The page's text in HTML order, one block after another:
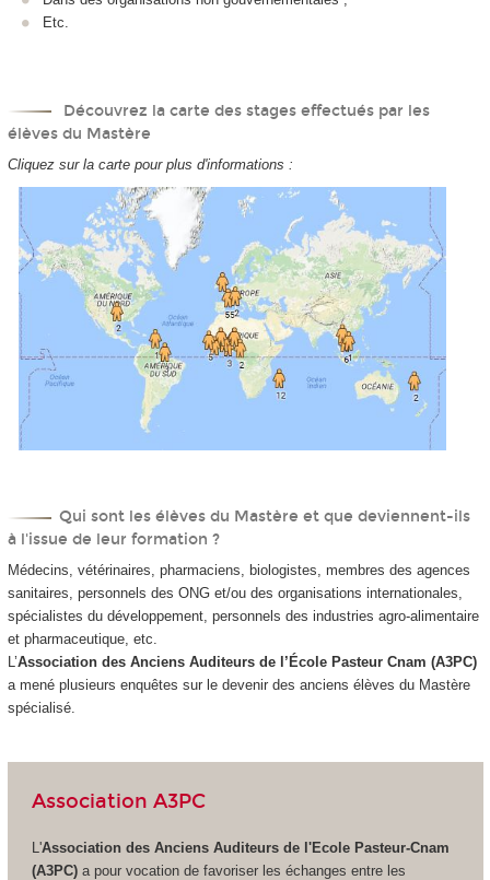
Etc.
Découvrez la carte des stages effectués par les
élèves du Mastère
Cliquez sur la carte pour plus d'informations :
Qui sont les élèves du Mastère et que deviennent-ils
à l'issue de leur formation ?
Médecins, vétérinaires, pharmaciens, biologistes, membres des agences
sanitaires, personnels des ONG et/ou des organisations internationales,
spécialistes du développement, personnels des industries agro-alimentaire
et pharmaceutique, etc.
L’Association des Anciens Auditeurs de l’École Pasteur Cnam (A3PC)
a mené plusieurs enquêtes sur le devenir des anciens élèves du Mastère
spécialisé.
Association A3PC
L'Association des Anciens Auditeurs de l'Ecole Pasteur-Cnam
(A3PC)a pour vocation de favoriser les échanges entre les